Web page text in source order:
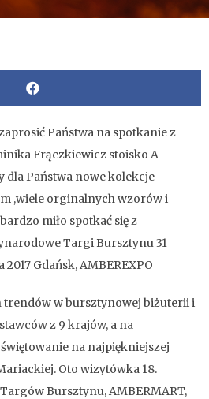
Państwa na spotkanie z
Frączkiewicz stoisko A
dla Państwa nowe kolekcje
,wiele orginalnych wzorów i
miło spotkać się z
Targi Bursztynu 31
Gdańsk, AMBEREXPO
trendów w bursztynowej biżuterii i
z 9 krajów, a na
na najpiękniejszej
Oto wizytówka 18.
Bursztynu, AMBERMART,